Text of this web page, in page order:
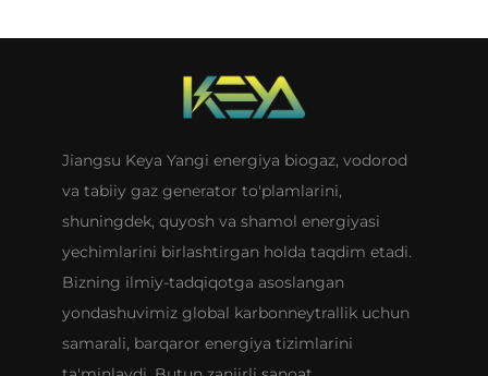
Jiangsu Keya Yangi energiya biogaz, vodorod
va tabiiy gaz generator to'plamlarini,
shuningdek, quyosh va shamol energiyasi
yechimlarini birlashtirgan holda taqdim etadi.
Bizning ilmiy-tadqiqotga asoslangan
yondashuvimiz global karbonneytrallik uchun
samarali, barqaror energiya tizimlarini